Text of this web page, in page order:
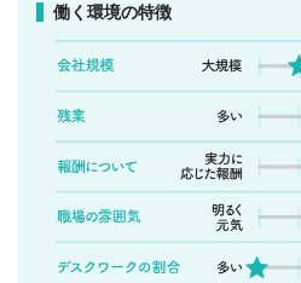
働く環境の特徴